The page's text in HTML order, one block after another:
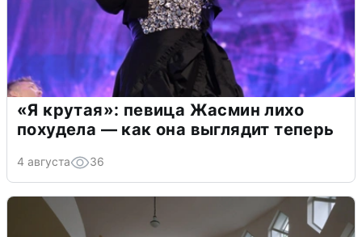
«Я крутая»: певица Жасмин лихо
похудела — как она выглядит теперь
4 августа 36